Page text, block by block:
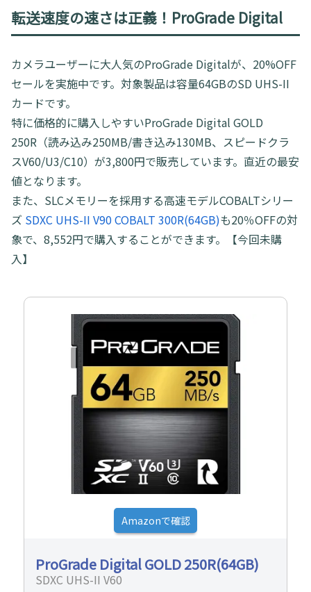
転送速度の速さは正義！ProGrade Digital
カメラユーザーに大人気のProGrade Digitalが、20%OFF
セールを実施中です。対象製品は容量64GBのSD UHS-II
カードです。
特に価格的に購入しやすいProGrade Digital GOLD
250R（読み込み250MB/書き込み130MB、スピードクラ
スV60/U3/C10）が3,800円で販売しています。直近の最安
値となります。
また、SLCメモリーを採用する高速モデルCOBALTシリー
ズ SDXC UHS-II V90 COBALT 300R(64GB)も20％OFFの対
象で、8,552円で購入することができます。【今回未購
入】
Amazonで確認
ProGrade Digital GOLD 250R(64GB)
SDXC UHS-II V60